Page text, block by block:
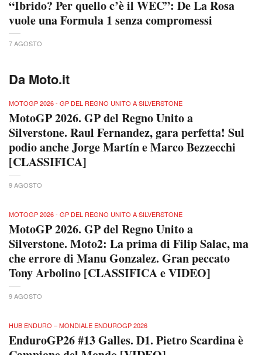
“Ibrido? Per quello c’è il WEC”: De La Rosa
vuole una Formula 1 senza compromessi
7 AGOSTO
Da Moto.it
MOTOGP 2026 - GP DEL REGNO UNITO A SILVERSTONE
MotoGP 2026. GP del Regno Unito a
Silverstone. Raul Fernandez, gara perfetta! Sul
podio anche Jorge Martín e Marco Bezzecchi
[CLASSIFICA]
9 AGOSTO
MOTOGP 2026 - GP DEL REGNO UNITO A SILVERSTONE
MotoGP 2026. GP del Regno Unito a
Silverstone. Moto2: La prima di Filip Salac, ma
che errore di Manu Gonzalez. Gran peccato
Tony Arbolino [CLASSIFICA e VIDEO]
9 AGOSTO
HUB ENDURO – MONDIALE ENDUROGP 2026
EnduroGP26 #13 Galles. D1. Pietro Scardina è